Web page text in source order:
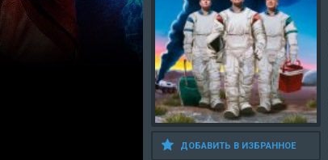
ДОБАВИТЬ В ИЗБРАННОЕ